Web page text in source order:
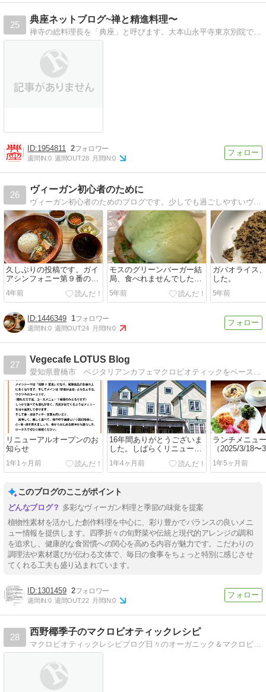
25
典座ネットブログ~禅と精進料理〜
禅寺の総料理長を「典座」と呼びます。大本山永平寺東京別院で典座を務めた住職が、精進料理の心と技、家庭で実践しやすいレシピを紹介し、身心の健康と癒やしを求めます。
1954811 2
週間IN:0 週間OUT:28 月間IN:0
26
ヴィーガン初心者のために
ヴィーガン初心者のためのブログです。少しでも過ごしやすいヴィーガンライフを目指します。
久しぶりの投稿です。ガイ
アシンフォニー第９番の上
映会 いるかビレッジさんで
ランチをいただきました
4年前
モスのグリーンバーガー結
局、食べれませんでした
が・・・
5年前
ガパオライス
した。
5年前
1446349 1
週間IN:0 週間OUT:24 月間IN:0
27
Vegecafe LOTUS Blog
愛知県豊橋市 ベジタリアンカフェマクロビオティックをベースに肉・卵・乳製品・砂糖不使用の料理と菓子、アイスを提供
リニューアルオープンのお
知らせ
1年1ヶ月前
16年間ありがとうございま
した。しばらくリニューア
ルに向けて頑張ります！
1年4ヶ月前
ランチメニュー
（2025/3/18
フィッシュフ
ス Vegan Fish
1年5ヶ月前
このブログのここがポイント
多彩なヴィーガン料理と季節の味覚を提案
植物性素材を活かした創作料理を中心に、彩り豊かでバランスの良いメニ
ュー情報を提供します。四季折々の旬野菜や伝統と現代的アレンジの調和
を追求し、健康的な食習慣への関心を高める内容が魅力です。こだわりの
調理法や素材選びが伝わる文体で、毎日の食事をちょっと特別に感じさせ
てくれる工夫も盛り込まれています。
1301459 2
週間IN:0 週間OUT:22 月間IN:0
28
西野椰季子のマクロビオティックレシピ
マクロビオティックレシピブログ日々のオーガニック＆マクロビオティックなレシピ、ライフスタイルを語るブログ。